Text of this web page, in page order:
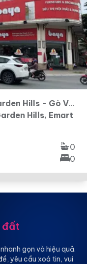
Hills - Gò Vấp
Hills, Emart
0
0
đất
gọn và hiệu quả.
yêu cầu xoá tin, vui